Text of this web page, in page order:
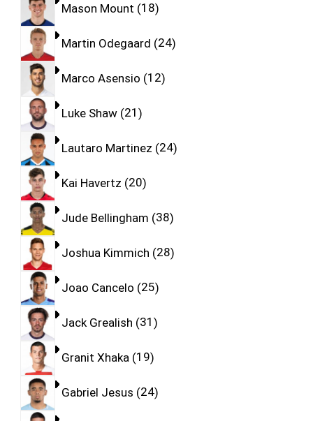
Mason Mount 18
Martin Odegaard 24
Marco Asensio 12
Luke Shaw 21
Lautaro Martinez 24
Kai Havertz 20
Jude Bellingham 38
Joshua Kimmich 28
Joao Cancelo 25
Jack Grealish 31
Granit Xhaka 19
Gabriel Jesus 24